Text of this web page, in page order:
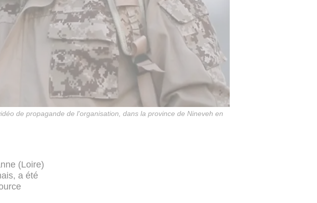
de propagande de l'organisation, dans la province de Nineveh en
(Loire)
a été